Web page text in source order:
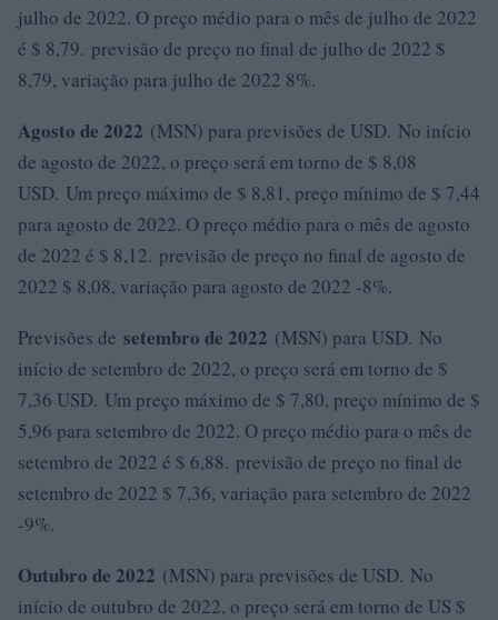
julho de 2022. O preço médio para o mês de julho de 2022
é $ 8,79. previsão de preço no final de julho de 2022 $
8,79, variação para julho de 2022 8%.
Agosto de 2022 (MSN) para previsões de USD. No início
de agosto de 2022, o preço será em torno de $ 8,08
USD. Um preço máximo de $ 8,81, preço mínimo de $ 7,44
para agosto de 2022. O preço médio para o mês de agosto
de 2022 é $ 8,12. previsão de preço no final de agosto de
2022 $ 8,08, variação para agosto de 2022 -8%.
Previsões de setembro de 2022 (MSN) para USD. No
início de setembro de 2022, o preço será em torno de $
7,36 USD. Um preço máximo de $ 7,80, preço mínimo de $
5,96 para setembro de 2022. O preço médio para o mês de
setembro de 2022 é $ 6,88. previsão de preço no final de
setembro de 2022 $ 7,36, variação para setembro de 2022
-9%.
Outubro de 2022 (MSN) para previsões de USD. No
início de outubro de 2022, o preço será em torno de US $